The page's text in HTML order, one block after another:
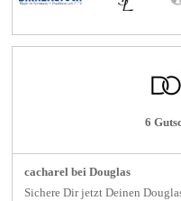
6
cacharel bei Douglas
Sichere Dir jetzt Deinen